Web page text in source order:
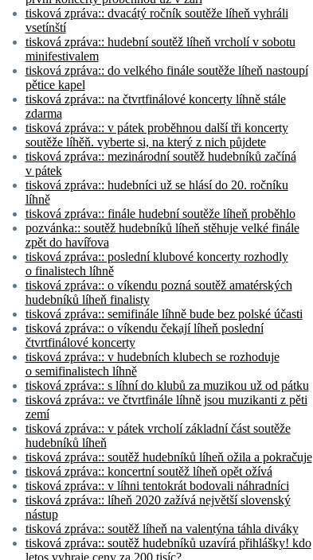
tisková zpráva:: dvacátý ročník soutěže líheň vyhráli
vsetínští
tisková zpráva:: hudební soutěž líheň vrcholí v sobotu
minifestivalem
tisková zpráva:: do velkého finále soutěže líheň nastoupí
pětice kapel
tisková zpráva:: na čtvrtfinálové koncerty líhně stále
zdarma
tisková zpráva:: v pátek proběhnou další tři koncerty
soutěže líhěň. vyberte si, na který z nich půjdete
tisková zpráva:: mezinárodní soutěž hudebníků začíná
v pátek
tisková zpráva:: hudebníci už se hlásí do 20. ročníku
líhně
tisková zpráva:: finále hudební soutěže líheň proběhlo
pozvánka:: soutěž hudebníků líheň stěhuje velké finále
zpět do havířova
tisková zpráva:: poslední klubové koncerty rozhodly
o finalistech líhně
tisková zpráva:: o víkendu pozná soutěž amatérských
hudebníků líheň finalisty
tisková zpráva:: semifinále líhně bude bez polské účasti
tisková zpráva:: o víkendu čekají líheň poslední
čtvrtfinálové koncerty
tisková zpráva:: v hudebních klubech se rozhoduje
o semifinalistech líhně
tisková zpráva:: s líhní do klubů za muzikou už od pátku
tisková zpráva:: ve čtvrtfinále líhně jsou muzikanti z pěti
zemí
tisková zpráva:: v pátek vrcholí základní část soutěže
hudebníků líheň
tisková zpráva:: soutěž hudebníků líheň ožila a pokračuje
tisková zpráva:: koncertní soutěž líheň opět ožívá
tisková zpráva:: v líhni tentokrát bodovali náhradníci
tisková zpráva:: líheň 2020 zažívá největší slovenský
nástup
tisková zpráva:: soutěž líheň na valentýna táhla diváky
tisková zpráva:: soutěž hudebníků uzavírá přihlášky! kdo